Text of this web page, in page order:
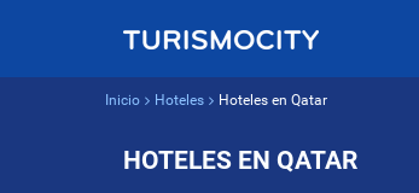
Inicio Hoteles Hoteles en Qatar
HOTELES EN QATAR